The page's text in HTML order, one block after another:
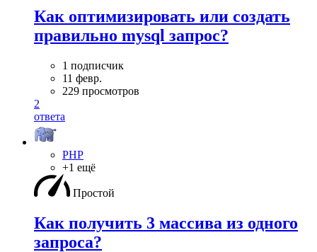
Как оптимизировать или создать
правильно mysql запрос?
1 подписчик
11 февр.
229 просмотров
2
ответа
PHP
+1 ещё
Простой
Как получить 3 массива из одного
запроса?